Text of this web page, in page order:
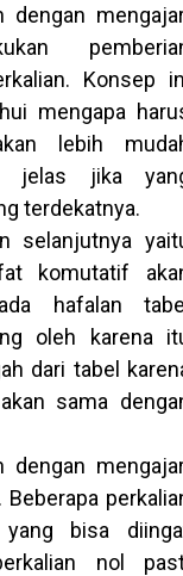
dengan
Konsep
mengapa
lebih
jelas jika
terdekatnya.
selanjutnya
komutatif
hafalan
oleh karena
dari tabel
sama
dengan
bisa
nol